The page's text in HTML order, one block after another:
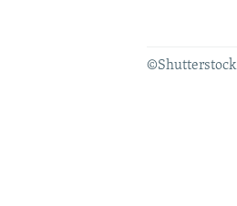
©Shutterstock